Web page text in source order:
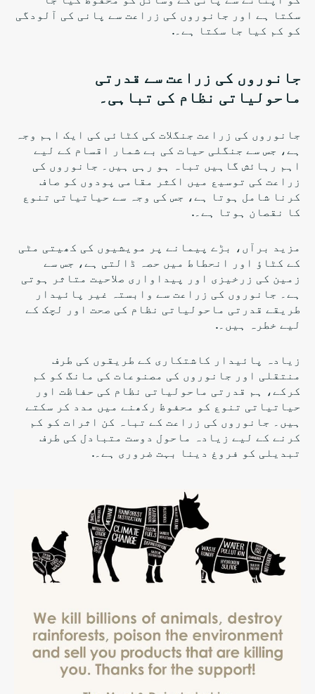
سکتا ہے اور جانوروں کی زراعت سے پانی کی آلودگی
کو کم کیا جا سکتا ہے۔.
جانوروں کی زراعت سے قدرتی
ماحولیاتی نظام کی تباہی۔
جانوروں کی زراعت جنگلات کی کٹائی کی ایک اہم وجہ
ہے، جس سے جنگلی حیات کی بے شمار اقسام کے لیے
اہم رہائش گاہیں تباہ ہو رہی ہیں۔ جانوروں کی
زراعت کی توسیع میں اکثر مقامی پودوں کو صاف
کرنا شامل ہوتا ہے، جس کی وجہ سے حیاتیاتی تنوع
کا نقصان ہوتا ہے۔.
مزید برآں، بڑے پیمانے پر مویشیوں کی کھیتی مٹی
کے کٹاؤ اور انحطاط میں حصہ ڈالتی ہے، جس سے
زمین کی زرخیزی اور پیداواری صلاحیت متاثر ہوتی
ہے۔ جانوروں کی زراعت سے وابستہ غیر پائیدار
طریقے قدرتی ماحولیاتی نظام کی صحت اور لچک کے
لیے خطرہ ہیں۔.
زیادہ پائیدار کاشتکاری کے طریقوں کی طرف
منتقلی اور جانوروں کی مصنوعات کی مانگ کو کم
کرکے، ہم قدرتی ماحولیاتی نظام کی حفاظت اور
حیاتیاتی تنوع کو محفوظ رکھنے میں مدد کر سکتے
ہیں۔ جانوروں کی زراعت کے تباہ کن اثرات کو کم
کرنے کے لیے زیادہ ماحول دوست متبادل کی طرف
تبدیلی کو فروغ دینا بہت ضروری ہے۔.